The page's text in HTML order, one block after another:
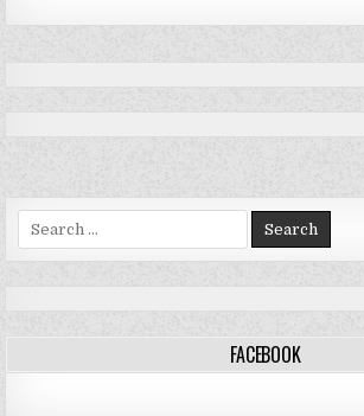
for:
FACEBOOK